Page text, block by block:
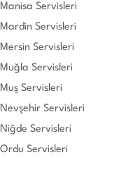
Manisa Servisleri
Mardin Servisleri
Mersin Servisleri
Muğla Servisleri
Muş Servisleri
Nevşehir Servisleri
Niğde Servisleri
Ordu Servisleri